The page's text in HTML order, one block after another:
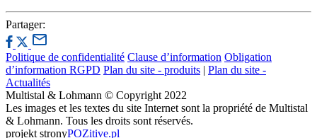
Partager:
Politique de confidentialité Clause d’information Obligation
d’information RGPD Plan du site - produits | Plan du site -
Actualités
Multistal & Lohmann © Copyright 2022
Les images et les textes du site Internet sont la propriété de Multistal
& Lohmann. Tous les droits sont réservés.
projekt stronyPOZitive.pl